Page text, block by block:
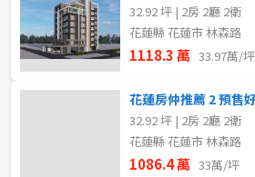
32.92 坪 | 2房 2廳 2衛
花蓮縣 花蓮市 林森路
1118.3 萬 33.97萬/坪
32.92 坪 | 2房 2廳 2衛
花蓮縣 花蓮市 林森路
1086.4 萬 33萬/坪